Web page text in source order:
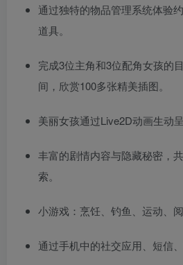
通过独特的物品管理系统体验
道具。
完成3位主角和3位配角女孩的
间，欣赏100多张精美插图。
美丽女孩通过Live2D动画生动呈
丰富的剧情内容与隐藏秘密，
索。
小游戏：烹饪、钓鱼、运动、阅
通过手机中的社交应用、短信